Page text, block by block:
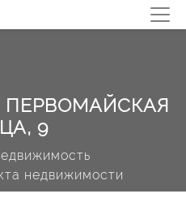
ПЕРВОМАЙСКАЯ
9
недвижимости